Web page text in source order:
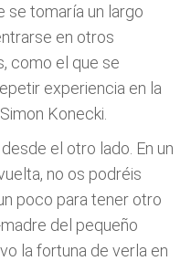
se tomaría un largo
en otros
como el que se
experiencia en la
Konecki.
el otro lado. En un
no os podréis
poco para tener otro
del pequeño
la fortuna de verla en